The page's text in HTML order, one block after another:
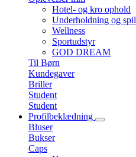
Hotel- og kro ophold
Underholdning og spil
Wellness
Sportudstyr
GOD DREAM
Til Børn
Kundegaver
Briller
Student
Student
Profilbeklædning
Bluser
Bukser
Caps